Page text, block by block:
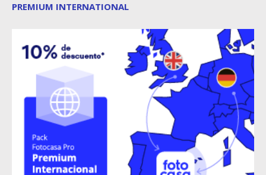
PREMIUM INTERNATIONAL